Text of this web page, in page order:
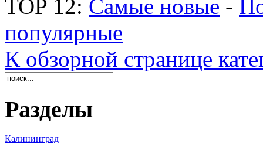
TOP 12: Самые новые -
популярные
К обзорной странице
Разделы
Калининград